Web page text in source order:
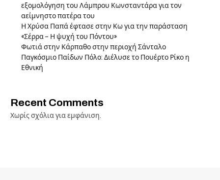
εξομολόγηση του Λάμπρου Κωνσταντάρα για τον
αείμνηστο πατέρα του
Η Χρύσα Παπά έφτασε στην Κω για την παράσταση
«Σέρρα – Η ψυχή του Πόντου»
Φωτιά στην Κάρπαθο στην περιοχή Σάνταλο
Παγκόσμιο Παίδων Πόλο: Διέλυσε το Πουέρτο Ρίκο η
Εθνική
Recent Comments
Χωρίς σχόλια για εμφάνιση.